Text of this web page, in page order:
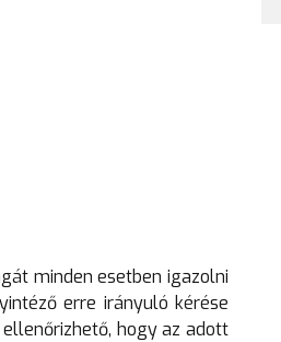
minden esetben igazolni
erre irányuló kérése
hogy az adott